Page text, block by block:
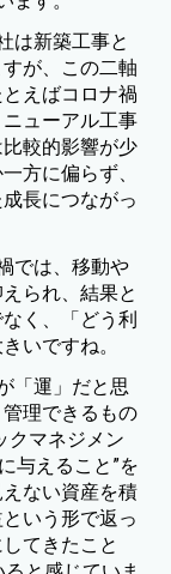
は新築工事と
が、この二軸
えばコロナ禍
ューアル工事
較的影響が少
方に偏らず、
長につながっ
では、移動や
られ、結果と
く、「どう利
いですね。
「運」だと思
理できるもの
クマネジメン
与えること”を
ない資産を積
いう形で返っ
てきたこと